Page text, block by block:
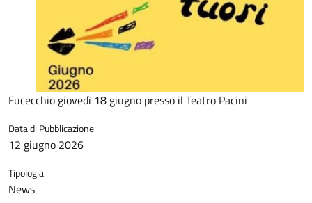
Fucecchio giovedì 18 giugno presso il Teatro Pacini
Data di Pubblicazione
12 giugno 2026
Tipologia
News